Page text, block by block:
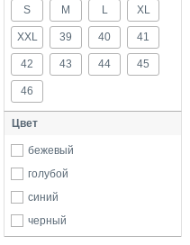
S M L XL
XXL 39 40 41
42 43 44 45
46
Цвет
бежевый
голубой
синий
черный